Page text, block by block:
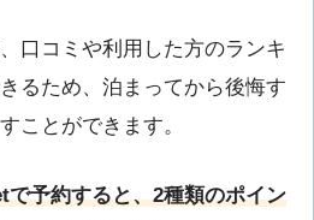
口コミや利用した方のランキ
るため、泊まってから後悔す
ことができます。
で予約すると、2種類のポイン